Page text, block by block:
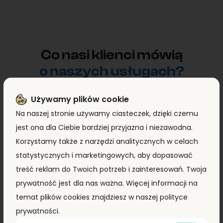
Co nasi klienci mówią
o naszych usługach?
Contivus Polska
5.0
Na podstawie 37 opinii
powered byGoo gle
Michał Nieroda
Używamy plików cookie
Na naszej stronie używamy ciasteczek, dzięki czemu
jest ona dla Ciebie bardziej przyjazna i niezawodna.
Korzystamy także z narzędzi analitycznych w celach
statystycznych i marketingowych, aby dopasować
treść reklam do Twoich potrzeb i zainteresowań. Twoja
prywatność jest dla nas ważna. Więcej informacji na
temat plików cookies znajdziesz w naszej polityce
prywatności.